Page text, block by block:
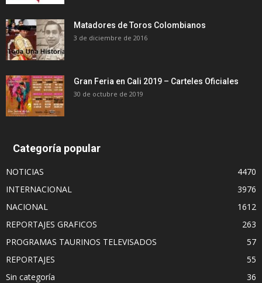
Matadores de Toros Colombianos
3 de diciembre de 2016
Gran Feria en Cali 2019 – Carteles Oficiales
30 de octubre de 2019
Categoría popular
NOTICIAS
4470
INTERNACIONAL
3976
NACIONAL
1612
REPORTAJES GRAFICOS
263
PROGRAMAS TAURINOS TELEVISADOS
57
REPORTAJES
55
Sin categoría
36